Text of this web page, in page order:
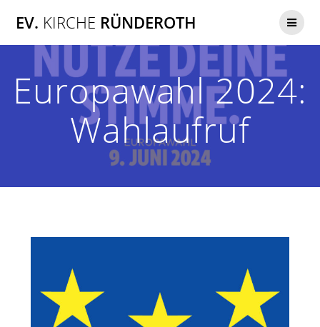
Inhalt
EV. KIRCHE RÜNDEROTH
Europawahl 2024:
Wahlaufruf